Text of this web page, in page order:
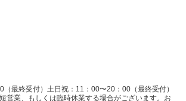
最終受付）土日祝：11：00〜20：00（最終受付）
営業、もしくは臨時休業する場合がございます。お